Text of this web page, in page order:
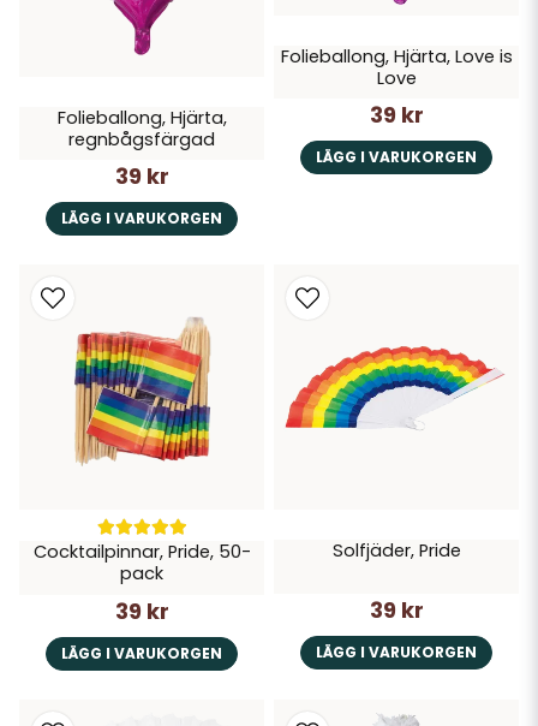
Folieballong, Hjärta,
regnbågsfärgad
39 kr
LÄGG I VARUKORGEN
Folieballong, Hjärta, Love is
Love
39 kr
LÄGG I VARUKORGEN
Cocktailpinnar, Pride, 50-
pack
39 kr
LÄGG I VARUKORGEN
Solfjäder, Pride
39 kr
LÄGG I VARUKORGEN